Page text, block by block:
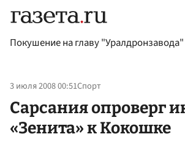
Покушение на главу "Уралдронзавода"
3 июля 2008 00:51Спорт
Сарсания опроверг
«Зенита» к Кокошке